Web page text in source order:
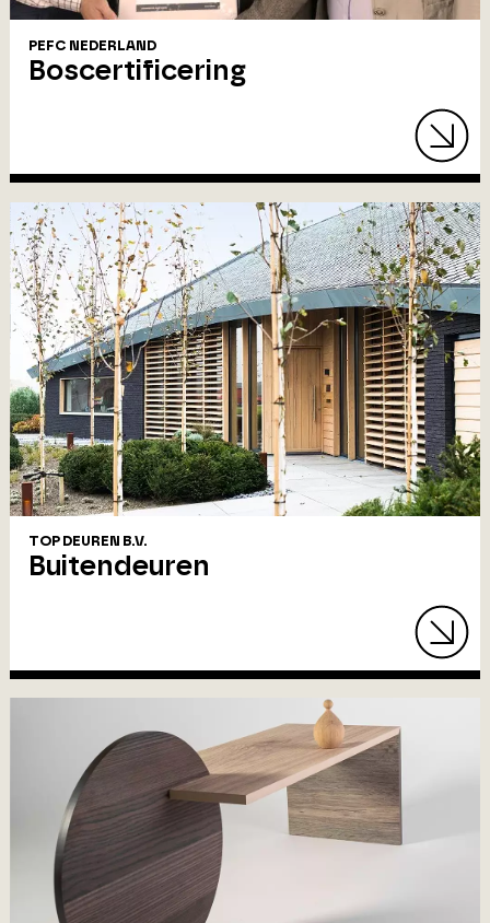
PEFC NEDERLAND
Boscertificering
TOP DEUREN B.V.
Buitendeuren